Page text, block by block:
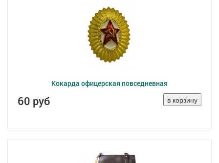
Кокарда офицерская повседневная
60 руб